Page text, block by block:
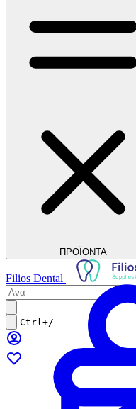
ΠΡΟΪΟΝΤΑ
Filios Dental
Ctrl+/